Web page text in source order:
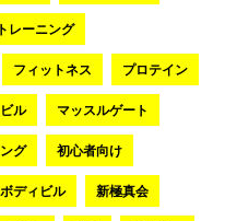
レーニング
フィットネス プロテイン
ル マッスルゲート
グ 初心者向け
ディビル 新極真会